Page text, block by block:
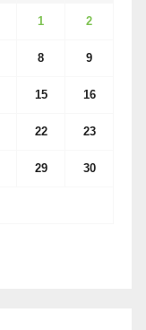
1 2
8 9
15 16
22 23
29 30